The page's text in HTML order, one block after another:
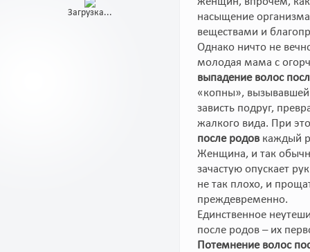
Загрузка...
насыщение
веществами и
Однако ничто не
молодая мама с
выпадение волос
«копны»,
зависть подруг,
жалкого вида. При
после родов каждый
Женщина, и так
зачастую опускает
не так плохо, и
преждевременно.
Единственное
после родов – их
Потемнение волос